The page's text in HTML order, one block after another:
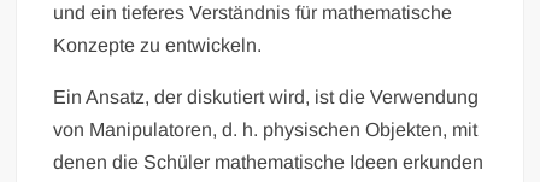
und ein tieferes Verständnis für mathematische
Konzepte zu entwickeln.
Ein Ansatz, der diskutiert wird, ist die Verwendung
von Manipulatoren, d. h. physischen Objekten, mit
denen die Schüler mathematische Ideen erkunden